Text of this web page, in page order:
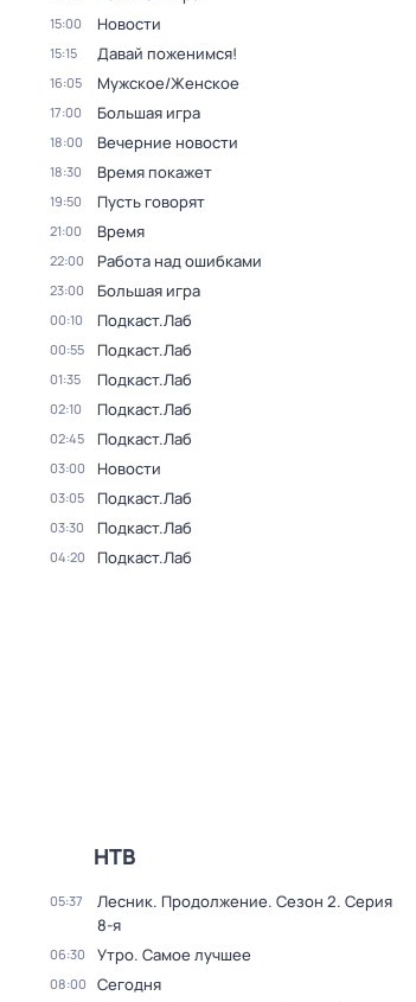
15:00 Новости
15:15 Давай поженимся!
16:05 Мужское/Женское
17:00 Большая игра
18:00 Вечерние новости
18:30 Время покажет
19:50 Пусть говорят
21:00 Время
22:00 Работа над ошибками
23:00 Большая игра
00:10 Подкаст.Лаб
00:55 Подкаст.Лаб
01:35 Подкаст.Лаб
02:10 Подкаст.Лаб
02:45 Подкаст.Лаб
03:00 Новости
03:05 Подкаст.Лаб
03:30 Подкаст.Лаб
04:20 Подкаст.Лаб
НТВ
05:37 Лесник. Продолжение. Сезон 2. Серия
8-я
06:30 Утро. Самое лучшее
08:00 Сегодня